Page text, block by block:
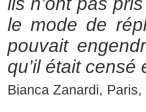
le mode de
pouvait
qu’il était censé
Bianca Zanardi,